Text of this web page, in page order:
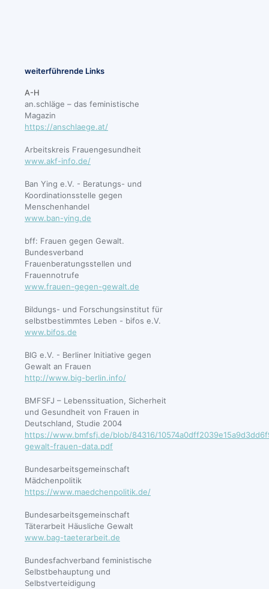
weiterführende Links
A-H
an.schläge – das feministische
Magazin
https://anschlaege.at/
Arbeitskreis Frauengesundheit
www.akf-info.de/
Ban Ying e.V. - Beratungs- und
Koordinationsstelle gegen
Menschenhandel
www.ban-ying.de
bff: Frauen gegen Gewalt.
Bundesverband
Frauenberatungsstellen und
Frauennotrufe
www.frauen-gegen-gewalt.de
Bildungs- und Forschungsinstitut für
selbstbestimmtes Leben - bifos e.V.
www.bifos.de
BIG e.V. - Berliner Initiative gegen
Gewalt an Frauen
http://www.big-berlin.info/
BMFSFJ – Lebenssituation, Sicherheit
und Gesundheit von Frauen in
Deutschland, Studie 2004
https://www.bmfsfj.de/blob/84316/
gewalt-frauen-data.pdf
Bundesarbeitsgemeinschaft
Mädchenpolitik
https://www.maedchenpolitik.de/
Bundesarbeitsgemeinschaft
Täterarbeit Häusliche Gewalt
www.bag-taeterarbeit.de
Bundesfachverband feministische
Selbstbehauptung und
Selbstverteidigung